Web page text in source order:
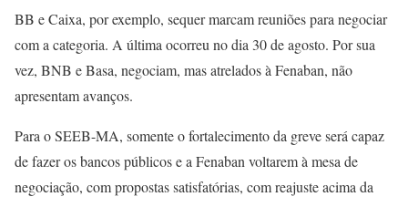
BB e Caixa, por exemplo, sequer marcam reuniões para negociar
com a categoria. A última ocorreu no dia 30 de agosto. Por sua
vez, BNB e Basa, negociam, mas atrelados à Fenaban, não
apresentam avanços.
Para o SEEB-MA, somente o fortalecimento da greve será capaz
de fazer os bancos públicos e a Fenaban voltarem à mesa de
negociação, com propostas satisfatórias, com reajuste acima da